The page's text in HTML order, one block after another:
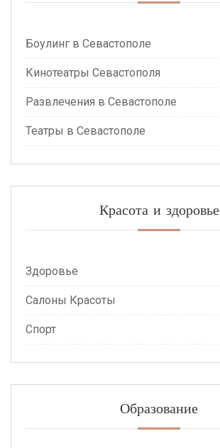
Боулинг в Севастополе
Кинотеатры Севастополя
Развлечения в Севастополе
Театры в Севастополе
Красота и здоровье
Здоровье
Салоны Красоты
Спорт
Образование